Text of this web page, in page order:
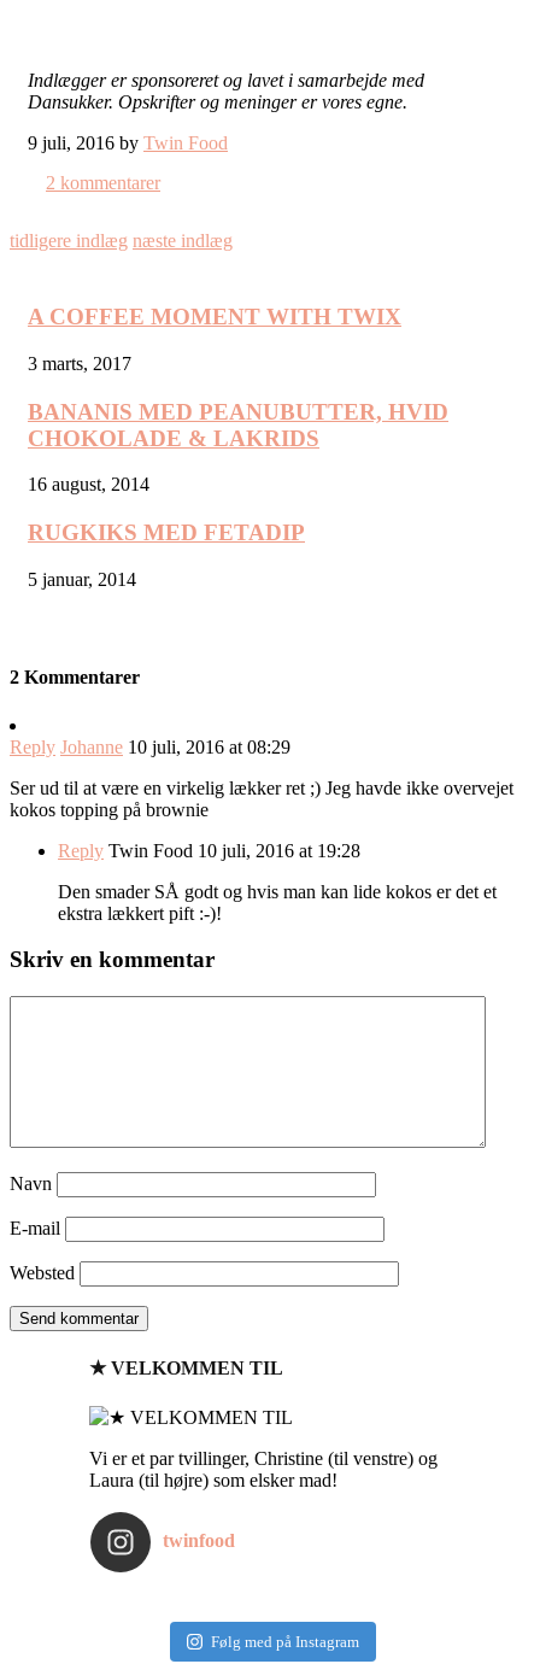
Indlægger er sponsoreret og lavet i samarbejde med
Dansukker. Opskrifter og meninger er vores egne.
9 juli, 2016 by Twin Food
2 kommentarer
tidligere indlæg næste indlæg
A COFFEE MOMENT WITH TWIX
3 marts, 2017
BANANIS MED PEANUBUTTER, HVID
CHOKOLADE & LAKRIDS
16 august, 2014
RUGKIKS MED FETADIP
5 januar, 2014
2 Kommentarer
Reply Johanne 10 juli, 2016 at 08:29
Ser ud til at være en virkelig lækker ret ;) Jeg havde ikke overvejet
kokos topping på brownie
Reply Twin Food 10 juli, 2016 at 19:28
Den smader SÅ godt og hvis man kan lide kokos er det et
ekstra lækkert pift :-)!
Skriv en kommentar
Navn
E-mail
Websted
★ VELKOMMEN TIL
Vi er et par tvillinger, Christine (til venstre) og
Laura (til højre) som elsker mad!
twinfood
Følg med på Instagram